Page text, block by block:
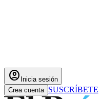
account_circle Inicia sesión
Crea cuenta SUSCRÍBETE